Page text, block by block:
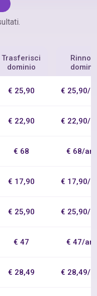
Trasferisci
dominio
€ 25,90 € 25,90/
€ 22,90 € 22,90/
€ 68 € 68/
€ 17,90 € 17,90/
€ 25,90 € 25,90/
€ 47 € 47/
€ 28,49 € 28,49/